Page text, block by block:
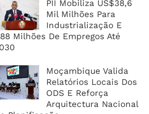
PII Mobiliza US$38,6
Mil Milhões Para
Industrialização E
Milhões De Empregos Até
Moçambique Valida
Relatórios Locais Dos
ODS E Reforça
Arquitectura Nacional
E Acelera Expansão Para
Oriental
Do IVA Sobem Para 4,5
Empresas A Financiar O ...